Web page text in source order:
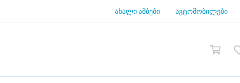
ახალი ამბები ავტომობილები